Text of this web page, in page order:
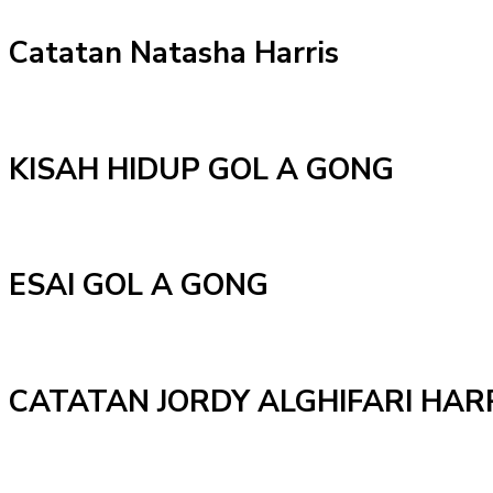
Catatan Natasha Harris
KISAH HIDUP GOL A GONG
ESAI GOL A GONG
CATATAN JORDY ALGHIFARI